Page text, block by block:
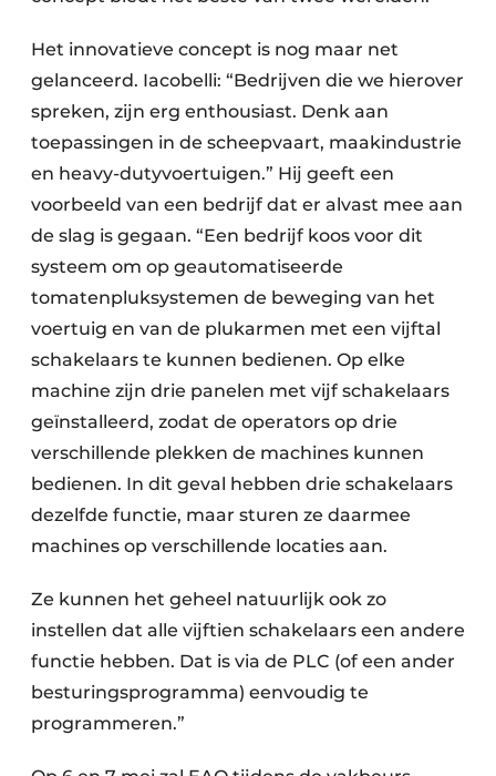
Het innovatieve concept is nog maar net
gelanceerd. Iacobelli: “Bedrijven die we hierover
spreken, zijn erg enthousiast. Denk aan
toepassingen in de scheepvaart, maakindustrie
en heavy-dutyvoertuigen.” Hij geeft een
voorbeeld van een bedrijf dat er alvast mee aan
de slag is gegaan. “Een bedrijf koos voor dit
systeem om op geautomatiseerde
tomatenpluksystemen de beweging van het
voertuig en van de plukarmen met een vijftal
schakelaars te kunnen bedienen. Op elke
machine zijn drie panelen met vijf schakelaars
geïnstalleerd, zodat de operators op drie
verschillende plekken de machines kunnen
bedienen. In dit geval hebben drie schakelaars
dezelfde functie, maar sturen ze daarmee
machines op verschillende locaties aan.
Ze kunnen het geheel natuurlijk ook zo
instellen dat alle vijftien schakelaars een andere
functie hebben. Dat is via de PLC (of een ander
besturingsprogramma) eenvoudig te
programmeren.”